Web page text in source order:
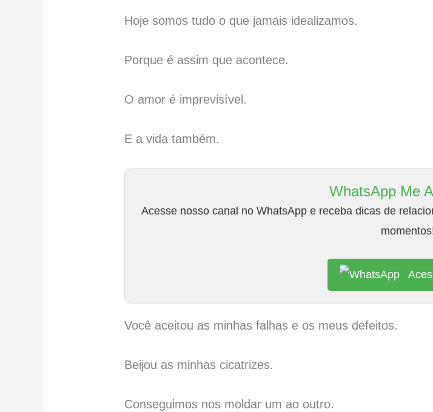
Hoje somos tudo o que jamais idealizamos.
Porque é assim que acontece.
O amor é imprevisível.
E a vida também.
WhatsApp Me
Acesse nosso canal no WhatsApp e receba dicas de
Você aceitou as minhas falhas e os meus defeitos.
Beijou as minhas cicatrizes.
Conseguimos nos moldar um ao outro.